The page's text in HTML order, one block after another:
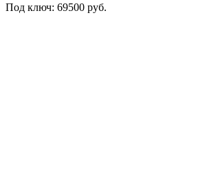
Под ключ: 69500 руб.